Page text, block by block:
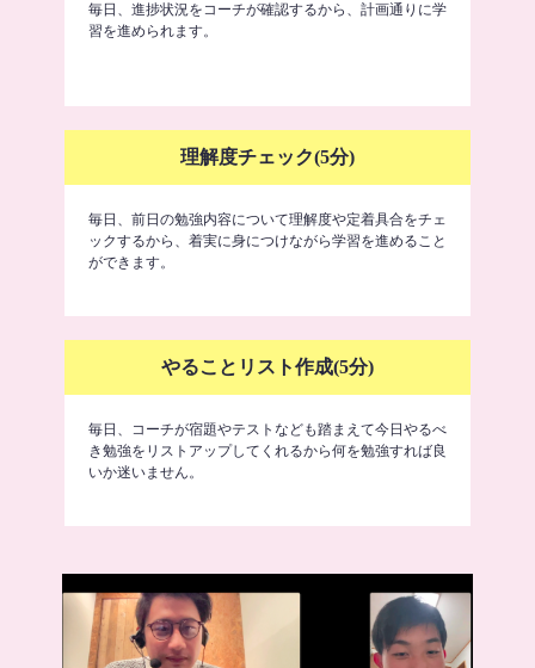
毎日、進捗状況をコーチが確認するから、計画通りに学
習を進められます。
理解度チェック(5分)
毎日、前日の勉強内容について理解度や定着具合をチェ
ックするから、着実に身につけながら学習を進めること
ができます。
やることリスト作成(5分)
毎日、コーチが宿題やテストなども踏まえて今日やるべ
き勉強をリストアップしてくれるから何を勉強すれば良
いか迷いません。